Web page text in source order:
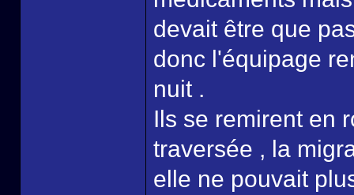
devait être que
donc l'équipage
nuit .
Ils se remirent en
traversée , la
elle ne pouvait